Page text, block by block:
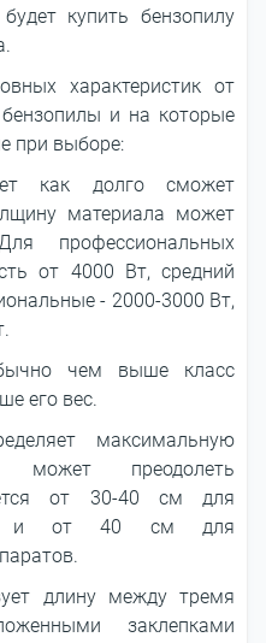
купить бензопилу
характеристик от
и на которые
при выборе:
как долго сможет
материала может
профессиональных
от 4000 Вт, средний
- 2000-3000 Вт,
чем выше класс
его вес.
максимальную
может преодолеть
от 30-40 см для
и от 40 см для
длину между тремя
заклепками